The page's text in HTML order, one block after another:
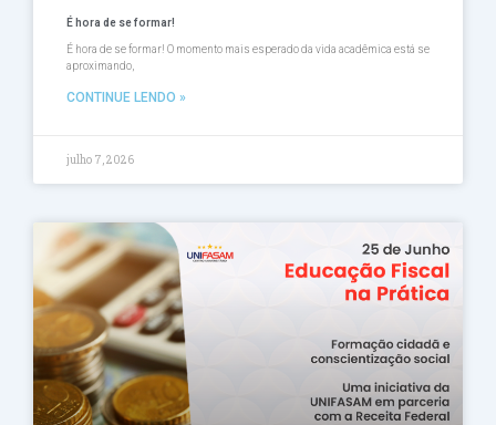
É hora de se formar!
É hora de se formar! O momento mais esperado da vida acadêmica está se
aproximando,
CONTINUE LENDO »
julho 7, 2026